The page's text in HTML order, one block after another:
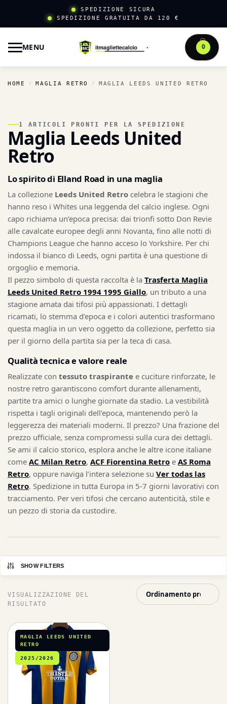
SPEDIZIONE SICURA
SPEDIZIONE GRATUITA DA 120 €
MENU 0
HOME / MAGLIA RETRO / MAGLIA LEEDS UNITED RETRO
1 ARTICOLI PRONTI PER LA SPEDIZIONE
Maglia Leeds United
Retro
Lo spirito di Elland Road in una maglia
La collezione Leeds United Retro celebra le stagioni che
hanno reso i Whites una leggenda del calcio inglese. Ogni
capo richiama un’epoca precisa: dai trionfi sotto Don Revie
alle cavalcate europee degli anni Novanta, fino alle notti di
Champions League che hanno acceso lo Yorkshire. Per chi
indossa il bianco di Leeds, ogni partita è una questione di
orgoglio e memoria.
Il pezzo simbolo di questa raccolta è la Trasferta Maglia
Leeds United Retro 1994 1995 Giallo, un tributo a una
stagione amata dai tifosi più appassionati. I dettagli
ricamati, lo stemma d’epoca e i colori autentici trasformano
questa maglia in un vero oggetto da collezione, perfetto sia
per il giorno della partita sia per la teca di casa.
Qualità tecnica e valore reale
Realizzate con tessuto traspirante e cuciture rinforzate, le
nostre retro garantiscono comfort durante allenamenti,
partite tra amici o lunghe giornate da stadio. La vestibilità
rispetta i tagli originali dell’epoca, mantenendo però la
leggerezza dei materiali moderni. Il prezzo? Una frazione del
prezzo ufficiale, senza compromessi sulla cura dei dettagli.
Se ami il calcio storico, esplora anche le altre icone italiane
come AC Milan Retro, ACF Fiorentina Retro e AS Roma
Retro, oppure naviga l’intera selezione su Ver todas las
Retro. Spedizione in tutta Europa in 5-7 giorni lavorativi con
tracciamento. Per veri tifosi che cercano autenticità, stile e
un pezzo di storia da custodire.
SHOW FILTERS
VISUALIZZAZIONE DEL
RISULTATO
MAGLIA LEEDS UNITED
RETRO
2025/2026